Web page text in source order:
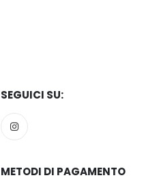
SEGUICI SU:
METODI DI PAGAMENTO